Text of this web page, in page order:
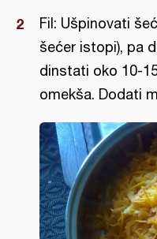
Fil: Ušpinovati
šećer istopi), pa
dinstati oko 10-
omekša. Dodati